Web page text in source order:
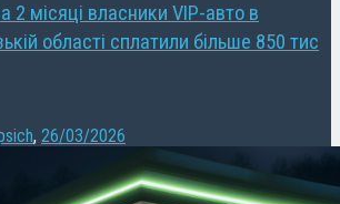
2 місяці власники VIP-авто в
області сплатили більше 850 тис
, 26/03/2026